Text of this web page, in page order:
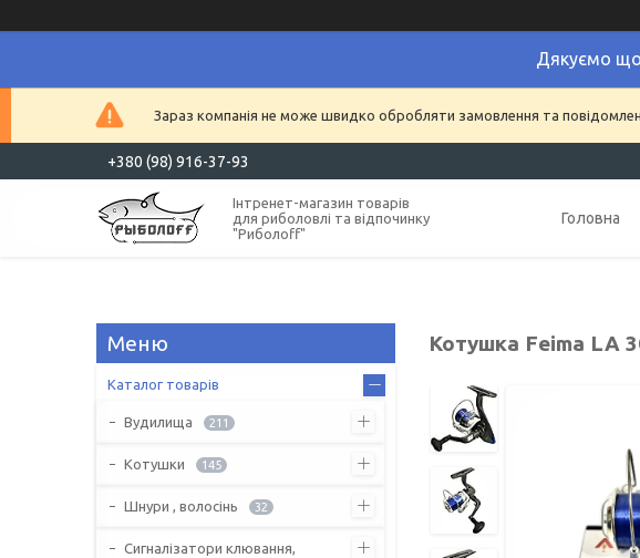
Дякуємо що
Зараз компанія не може швидко обробляти замовлення та
+380 (98) 916-37-93
Інтренет-магазин товарів
для риболовлі та відпочинку
"Риболоff"
Головна
Котушка Feima LA
Каталог товарів
Вудилища 211
Котушки 145
Шнури , волосінь 32
Сигналізатори клювання,